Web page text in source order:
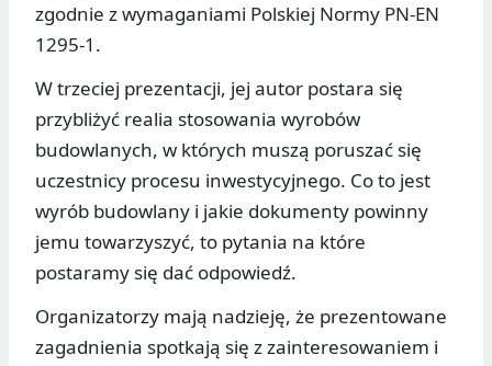
zgodnie z wymaganiami Polskiej Normy PN-EN
1295-1.
W trzeciej prezentacji, jej autor postara się
przybliżyć realia stosowania wyrobów
budowlanych, w których muszą poruszać się
uczestnicy procesu inwestycyjnego. Co to jest
wyrób budowlany i jakie dokumenty powinny
jemu towarzyszyć, to pytania na które
postaramy się dać odpowiedź.
Organizatorzy mają nadzieję, że prezentowane
zagadnienia spotkają się z zainteresowaniem i